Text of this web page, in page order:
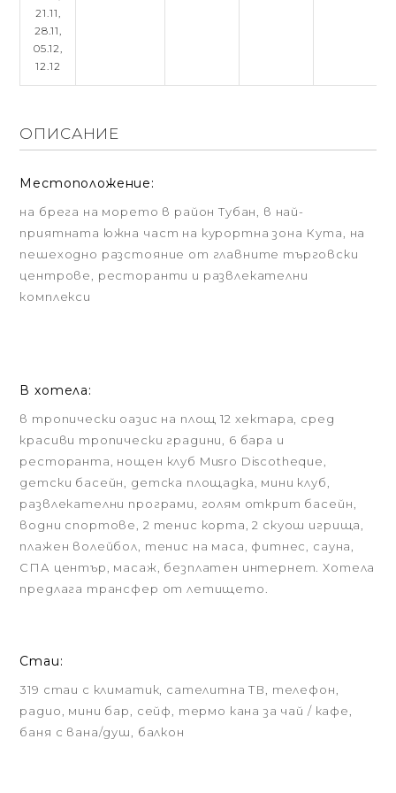
21.11,
28.11,
05.12,
12.12
ОПИСАНИЕ
Местоположение:
на брега на морето в район Тубан, в най-
приятната южна част на курортна зона Кута, на
пешеходно разстояние от главните търговски
центрове, ресторанти и развлекателни
комплекси
В хотела:
в тропически оазис на площ 12 хектара, сред
красиви тропически градини, 6 бара и
ресторанта, нощен клуб Musro Discotheque,
детски басейн, детска площадка, мини клуб,
развлекателни програми, голям открит басейн,
водни спортове, 2 тенис корта, 2 скуош игрища,
плажен волейбол, тенис на маса, фитнес, сауна,
СПА център, масаж, безплатен интернет. Хотела
предлага трансфер от летището.
Стаи:
319 стаи с климатик, сателитна ТВ, телефон,
радио, мини бар, сейф, термо кана за чай / кафе,
баня с вана/душ, балкон